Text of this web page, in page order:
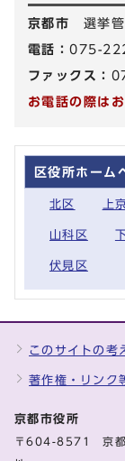
京都市 選挙
電話：075-
ファックス：
お電話の際は
区役所ホーム
北区 上
山科区
伏見区
このサイトの考
著作権・リンク
京都市役所
〒604-8571 京都